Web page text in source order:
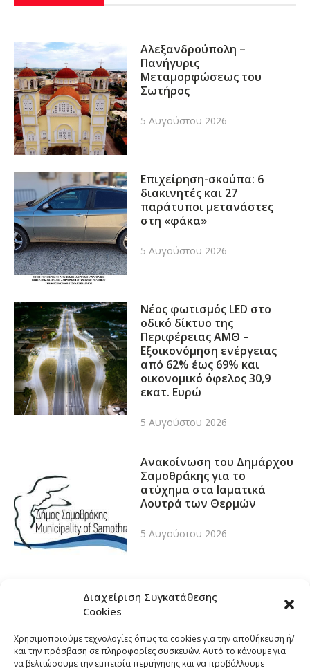
Διαχείριση Συγκατάθεσης
Cookies
Χρησιμοποιούμε τεχνολογίες όπως τα cookies για την αποθήκευση ή/
και την πρόσβαση σε πληροφορίες συσκευών. Αυτό το κάνουμε για
να βελτιώσουμε την εμπειρία περιήγησης και να προβάλλουμε
Αλεξανδρούπολη –
Πανήγυρις
Μεταμορφώσεως του
Σωτήρος
5 Αυγούστου 2026
Επιχείρηση-σκούπα: 6
διακινητές και 27
παράτυποι μετανάστες
στη «φάκα»
5 Αυγούστου 2026
Νέος φωτισμός LED στο
οδικό δίκτυο της
Περιφέρειας ΑΜΘ –
Εξοικονόμηση ενέργειας
από 62% έως 69% και
οικονομικό όφελος 30,9
εκατ. Ευρώ
5 Αυγούστου 2026
Ανακοίνωση του Δημάρχου
Σαμοθράκης για το
ατύχημα στα Ιαματικά
Λουτρά των Θερμών
5 Αυγούστου 2026